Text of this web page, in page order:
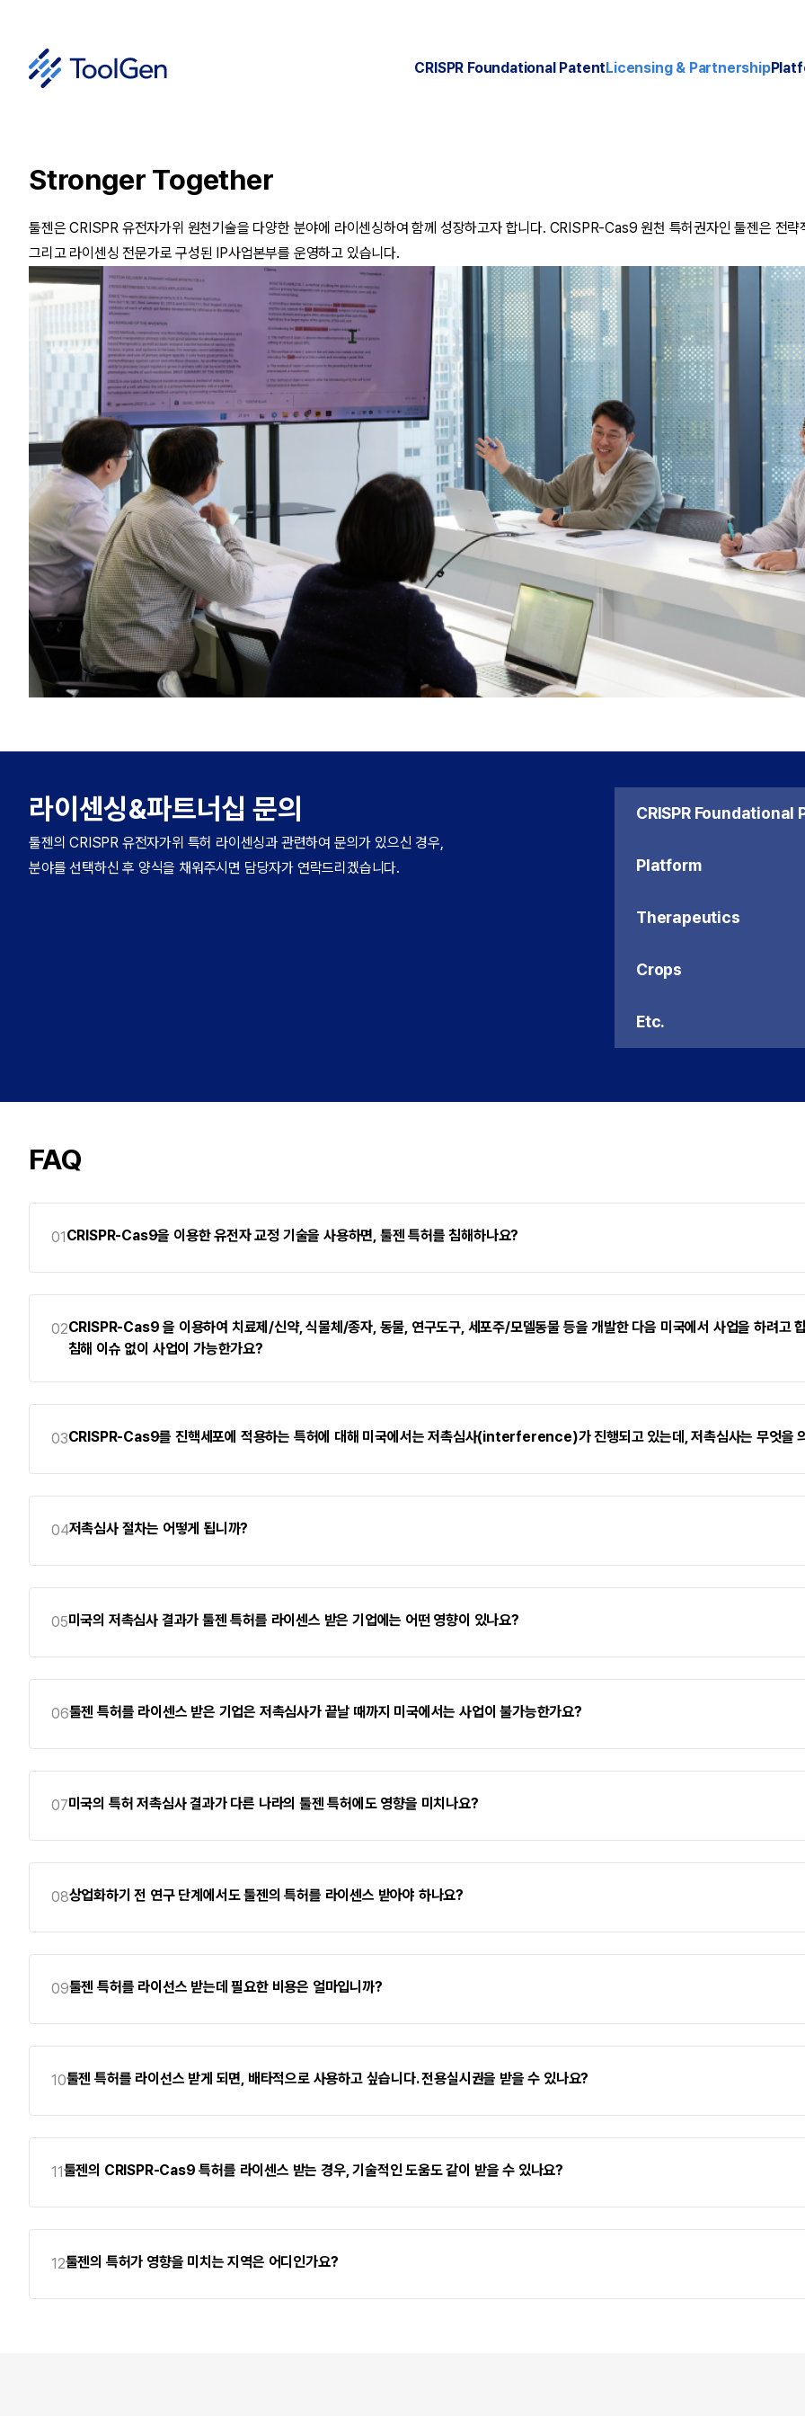
CRISPR Foundational Patent Licensing & Partnership
Stronger Together
툴젠은 CRISPR 유전자가위 원천기술을 다양한 분야에 라이센싱하여 함께 성장하고자 합니다. CRISPR-Cas9 원천 특허권자인 툴젠은 전
그리고 라이센싱 전문가로 구성된 IP사업본부를 운영하고 있습니다.
라이센싱&파트너십 문의
툴젠의 CRISPR 유전자가위 특허 라이센싱과 관련하여 문의가 있으신 경우,
분야를 선택하신 후 양식을 채워주시면 담당자가 연락드리겠습니다.
CRISPR Foundational
Platform
Therapeutics
Crops
Etc.
FAQ
01CRISPR-Cas9을 이용한 유전자 교정 기술을 사용하면, 툴젠 특허를 침해하나요?
02CRISPR-Cas9 을 이용하여 치료제/신약, 식물체/종자, 동물, 연구도구, 세포주/모델동물 등을 개발한 다음 미국에서 사업을 하려고
침해 이슈 없이 사업이 가능한가요?
03CRISPR-Cas9를 진핵세포에 적용하는 특허에 대해 미국에서는 저촉심사(interference)가 진행되고 있는데, 저촉심사는 무엇을
04저촉심사 절차는 어떻게 됩니까?
05미국의 저촉심사 결과가 툴젠 특허를 라이센스 받은 기업에는 어떤 영향이 있나요?
06툴젠 특허를 라이센스 받은 기업은 저촉심사가 끝날 때까지 미국에서는 사업이 불가능한가요?
07미국의 특허 저촉심사 결과가 다른 나라의 툴젠 특허에도 영향을 미치나요?
08상업화하기 전 연구 단계에서도 툴젠의 특허를 라이센스 받아야 하나요?
09툴젠 특허를 라이선스 받는데 필요한 비용은 얼마입니까?
10툴젠 특허를 라이선스 받게 되면, 배타적으로 사용하고 싶습니다. 전용실시권을 받을 수 있나요?
11툴젠의 CRISPR-Cas9 특허를 라이센스 받는 경우, 기술적인 도움도 같이 받을 수 있나요?
12툴젠의 특허가 영향을 미치는 지역은 어디인가요?